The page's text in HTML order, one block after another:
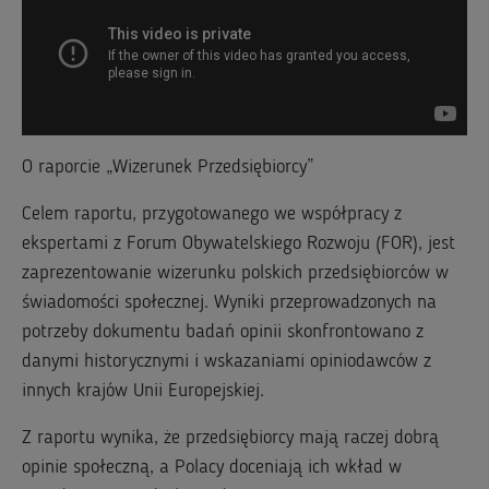
O raporcie „Wizerunek Przedsiębiorcy”
Celem raportu, przygotowanego we współpracy z
ekspertami z Forum Obywatelskiego Rozwoju (FOR), jest
zaprezentowanie wizerunku polskich przedsiębiorców w
świadomości społecznej. Wyniki przeprowadzonych na
potrzeby dokumentu badań opinii skonfrontowano z
danymi historycznymi i wskazaniami opiniodawców z
innych krajów Unii Europejskiej.
Z raportu wynika, że przedsiębiorcy mają raczej dobrą
opinie społeczną, a Polacy doceniają ich wkład w